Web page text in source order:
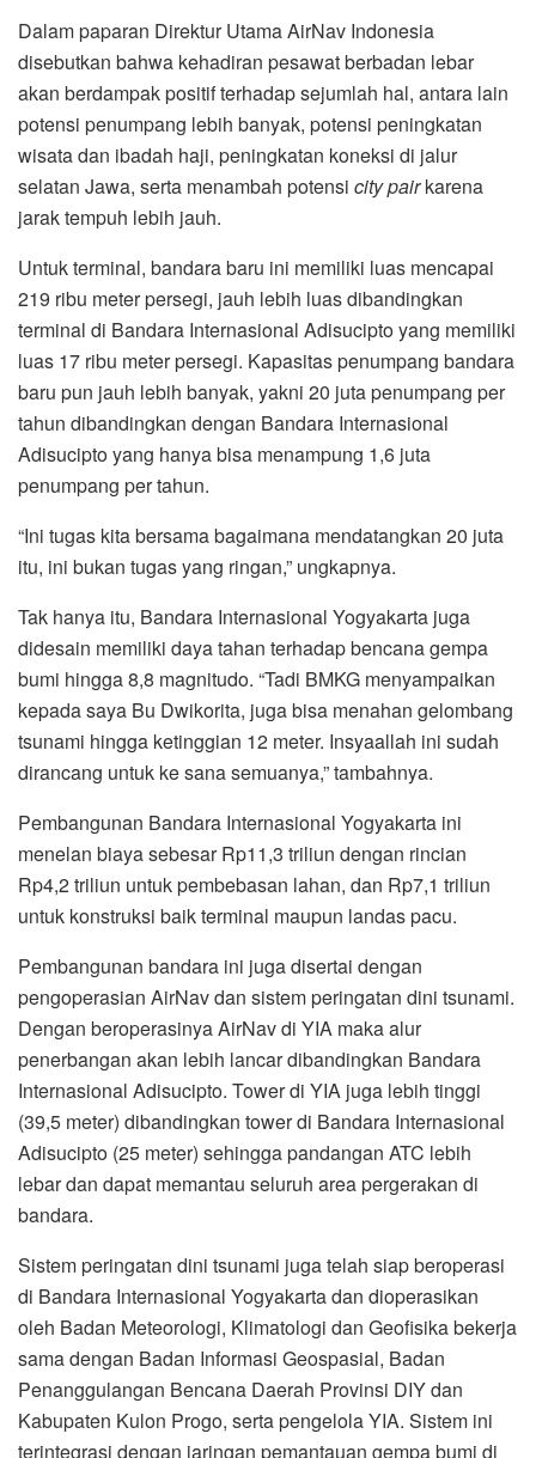
Dalam paparan Direktur Utama AirNav Indonesia
disebutkan bahwa kehadiran pesawat berbadan lebar
akan berdampak positif terhadap sejumlah hal, antara lain
potensi penumpang lebih banyak, potensi peningkatan
wisata dan ibadah haji, peningkatan koneksi di jalur
selatan Jawa, serta menambah potensi city pairkarena
jarak tempuh lebih jauh.
Untuk terminal, bandara baru ini memiliki luas mencapai
219 ribu meter persegi, jauh lebih luas dibandingkan
terminal di Bandara Internasional Adisucipto yang memiliki
luas 17 ribu meter persegi. Kapasitas penumpang bandara
baru pun jauh lebih banyak, yakni 20 juta penumpang per
tahun dibandingkan dengan Bandara Internasional
Adisucipto yang hanya bisa menampung 1,6 juta
penumpang per tahun.
“Ini tugas kita bersama bagaimana mendatangkan 20 juta
itu, ini bukan tugas yang ringan,” ungkapnya.
Tak hanya itu, Bandara Internasional Yogyakarta juga
didesain memiliki daya tahan terhadap bencana gempa
bumi hingga 8,8 magnitudo. “Tadi BMKG menyampaikan
kepada saya Bu Dwikorita, juga bisa menahan gelombang
tsunami hingga ketinggian 12 meter. Insyaallah ini sudah
dirancang untuk ke sana semuanya,” tambahnya.
Pembangunan Bandara Internasional Yogyakarta ini
menelan biaya sebesar Rp11,3 triliun dengan rincian
Rp4,2 triliun untuk pembebasan lahan, dan Rp7,1 triliun
untuk konstruksi baik terminal maupun landas pacu.
Pembangunan bandara ini juga disertai dengan
pengoperasian AirNav dan sistem peringatan dini tsunami.
Dengan beroperasinya AirNav di YIA maka alur
penerbangan akan lebih lancar dibandingkan Bandara
Internasional Adisucipto. Tower di YIA juga lebih tinggi
(39,5 meter) dibandingkan tower di Bandara Internasional
Adisucipto (25 meter) sehingga pandangan ATC lebih
lebar dan dapat memantau seluruh area pergerakan di
bandara.
Sistem peringatan dini tsunami juga telah siap beroperasi
di Bandara Internasional Yogyakarta dan dioperasikan
oleh Badan Meteorologi, Klimatologi dan Geofisika bekerja
sama dengan Badan Informasi Geospasial, Badan
Penanggulangan Bencana Daerah Provinsi DIY dan
Kabupaten Kulon Progo, serta pengelola YIA. Sistem ini
terintegrasi dengan jaringan pemantauan gempa bumi di